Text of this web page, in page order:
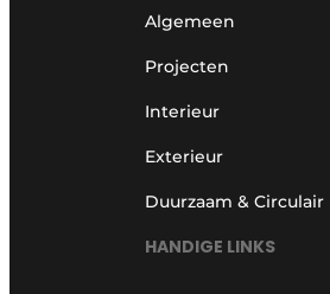
Algemeen
Projecten
Interieur
Exterieur
Duurzaam & Circulair
HANDIGE LINKS